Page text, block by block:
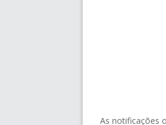
As notificações